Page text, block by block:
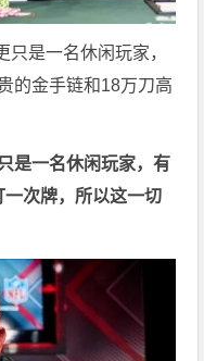
是一名休闲玩家，
的金手链和18万刀高
是一名休闲玩家，有
一次牌，所以这一切